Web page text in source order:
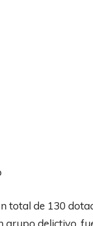
total de 130
grupo delictivo,